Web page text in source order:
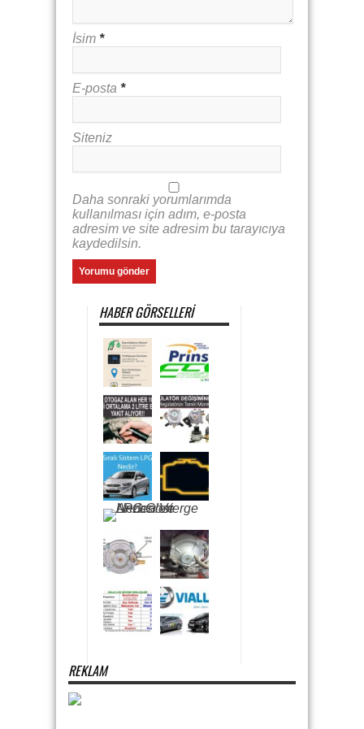
İsim *
E-posta *
Siteniz
Daha sonraki yorumlarımda
kullanılması için adım, e-posta
adresim ve site adresim bu tarayıcıya
kaydedilsin.
HABER GÖRSELLERI
REKLAM